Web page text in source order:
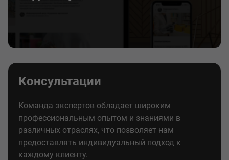
Консультации
Команда экспертов обладает широким
профессиональным опытом и знаниями в
различных отраслях, что позволяет нам
предоставлять индивидуальный подход к
каждому клиенту.